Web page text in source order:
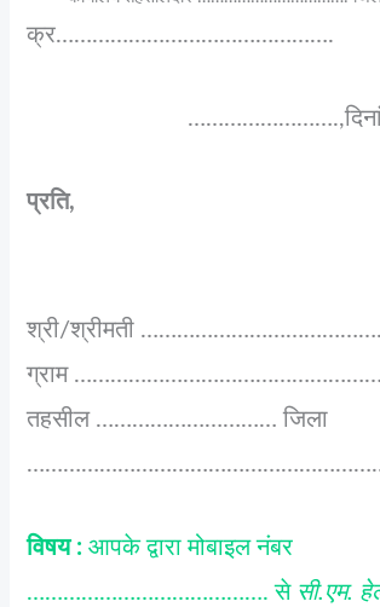
प्रति,
श्री/श्रीमती
ग्राम
तहसील ………………………… जिला
विषय : आपके द्वारा मोबाइल नंबर
…………………………………. से सी.एम.